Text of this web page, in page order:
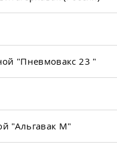
"Пневмовакс 23 "
"Альгавак М"